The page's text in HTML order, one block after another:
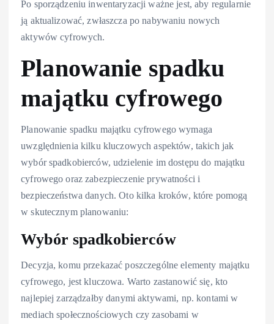
Po sporządzeniu inwentaryzacji ważne jest, aby regularnie
ją aktualizować, zwłaszcza po nabywaniu nowych
aktywów cyfrowych.
Planowanie spadku
majątku cyfrowego
Planowanie spadku majątku cyfrowego wymaga
uwzględnienia kilku kluczowych aspektów, takich jak
wybór spadkobierców, udzielenie im dostępu do majątku
cyfrowego oraz zabezpieczenie prywatności i
bezpieczeństwa danych. Oto kilka kroków, które pomogą
w skutecznym planowaniu:
Wybór spadkobierców
Decyzja, komu przekazać poszczególne elementy majątku
cyfrowego, jest kluczowa. Warto zastanowić się, kto
najlepiej zarządzałby danymi aktywami, np. kontami w
mediach społecznościowych czy zasobami w